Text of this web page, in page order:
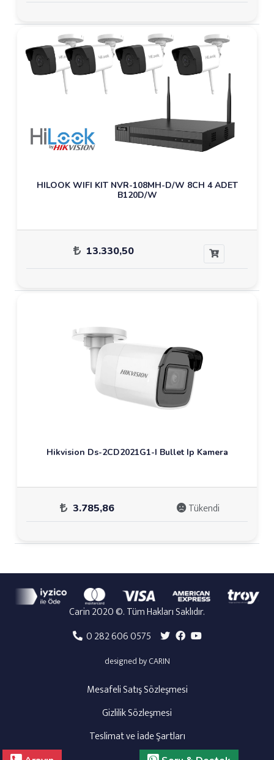
HILOOK WIFI KIT NVR-108MH-D/W 8CH 4 ADET
B120D/W
13.330,50
Hikvision Ds-2CD2021G1-I Bullet Ip Kamera
3.785,86 Tükendi
Carin 2020 ©. Tüm Hakları Saklıdır.
0 282 606 0575
designed by CARIN
Mesafeli Satış Sözleşmesi
Gizlilik Sözleşmesi
Teslimat ve İade Şartları